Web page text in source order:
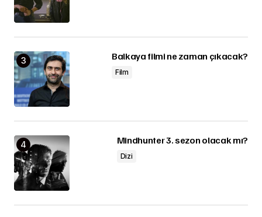
Balkaya filmi ne zaman çıkacak?
Film
Mindhunter 3. sezon olacak mı?
Dizi